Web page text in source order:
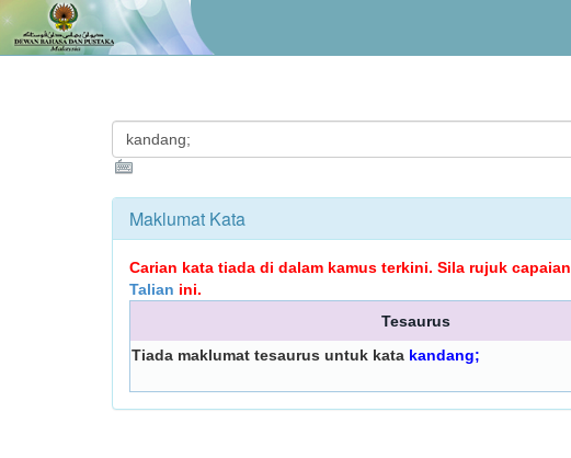
Maklumat Kata
Carian kata tiada di dalam kamus terkini. Sila rujuk capaian
Talian ini.
Tesaurus
Tiada maklumat tesaurus untuk kata kandang;